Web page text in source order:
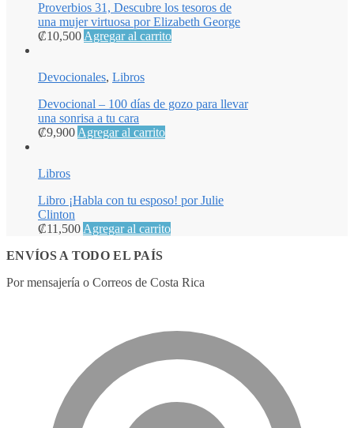
Proverbios 31, Descubre los tesoros de
una mujer virtuosa por Elizabeth George
₡10,500 Agregar al carrito
Devocionales, Libros
Devocional – 100 días de gozo para llevar
una sonrisa a tu cara
₡9,900 Agregar al carrito
Libros
Libro ¡Habla con tu esposo! por Julie
Clinton
₡11,500 Agregar al carrito
ENVÍOS A TODO EL PAÍS
Por mensajería o Correos de Costa Rica